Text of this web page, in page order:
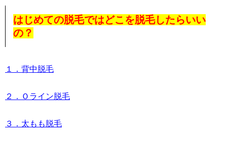
はじめての脱毛ではどこを脱毛したらいい
の？
１．背中脱毛
２．Ｏライン脱毛
３．太もも脱毛